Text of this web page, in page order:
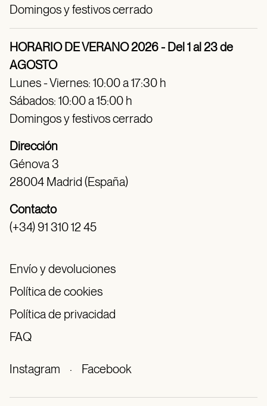
Domingos y festivos cerrado
HORARIO DE VERANO 2026 - Del 1 al 23 de
AGOSTO
Lunes - Viernes: 10:00 a 17:30 h
Sábados: 10:00 a 15:00 h
Domingos y festivos cerrado
Dirección
Génova 3
28004 Madrid (España)
Contacto
(+34) 91 310 12 45
Envío y devoluciones
Política de cookies
Política de privacidad
FAQ
Instagram · Facebook